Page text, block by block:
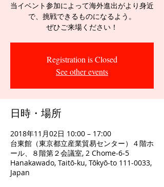
当イベント参加によって海外進出がより身近
で、挑戦できるものになるよう。
ぜひご来場ください！
Registration is Closed
See other events
日時・場所
2018年11月02日 10:00 – 17:00
台東館（東京都立産業貿易センター）４階ホ
ール、８階第２会議室, 2 Chome-6-5
Hanakawado, Taitō-ku, Tōkyō-to 111-0033,
Japan